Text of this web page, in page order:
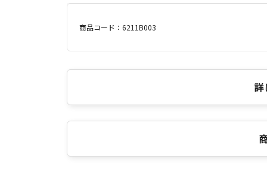
商品コード：6211B003
詳